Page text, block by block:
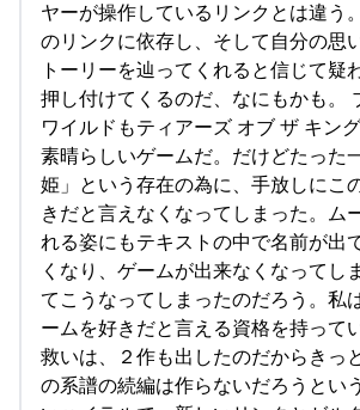
ヤーが操作しているリンクとは違う
のリンクに依存し、そして自分の思
トーリーを辿ってくれると信じて疑
押し付けてくるのだ、なにもかも。
ワイルドもティアーズ オブ ザ キン
素晴らしいゲームだ。だけどたった
姫」という存在の為に、手放しにこ
きだと言えなくなってしまった。ム
れる姿にもテキストの中で名前が出
くなり、ゲームが出来なくなってし
てこうなってしまったのだろう。私
ームを好きだと言える資格を持って
救いは、２作も出したのだからきっ
の系譜の続編は作らないだろうとい